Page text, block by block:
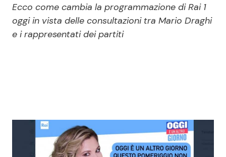
Politica Reality e Talent
News Musica
Ecco come cambia la programmazione di Rai 1
oggi in vista delle consultazioni tra Mario Draghi
e i rappresentati dei partiti